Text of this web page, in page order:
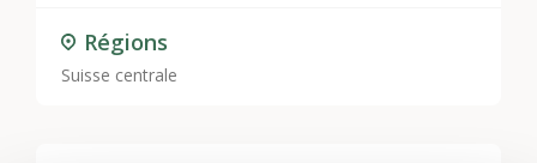
Régions
Suisse centrale